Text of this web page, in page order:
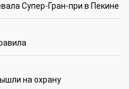
Супер-Гран-при в Пекине
на охрану